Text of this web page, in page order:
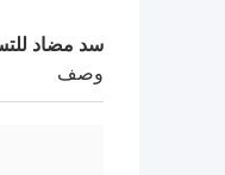
سد مضاد
وصف